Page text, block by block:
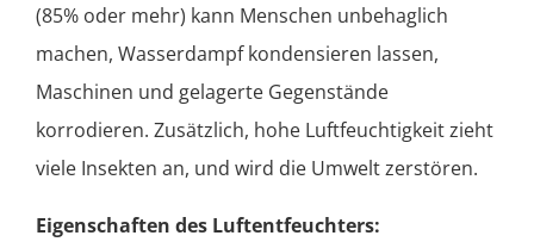
(85% oder mehr) kann Menschen unbehaglich
machen, Wasserdampf kondensieren lassen,
Maschinen und gelagerte Gegenstände
korrodieren. Zusätzlich, hohe Luftfeuchtigkeit zieht
viele Insekten an, und wird die Umwelt zerstören.
Eigenschaften des Luftentfeuchters: